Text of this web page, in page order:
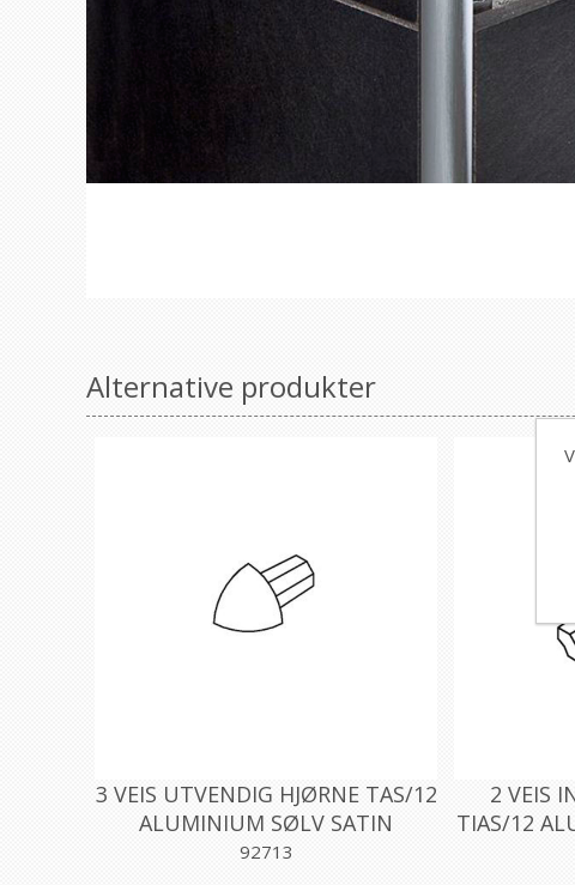
Alternative produkter
3 VEIS UTVENDIG HJØRNE TAS/12
ALUMINIUM SØLV SATIN
12,5MM, PROFILPAS
92713
2 VEIS
TIAS/12